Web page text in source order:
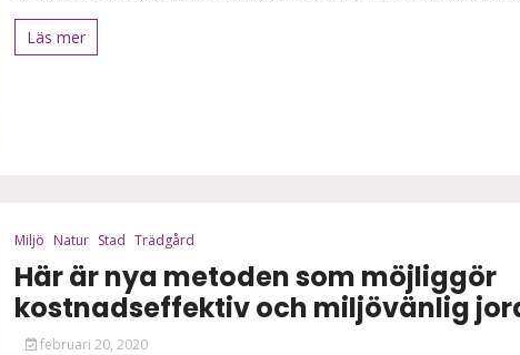
Läs mer
Miljö Natur Stad Trädgård
Här är nya metoden som möjliggör
kostnadseffektiv och miljövänlig
februari 20, 2020